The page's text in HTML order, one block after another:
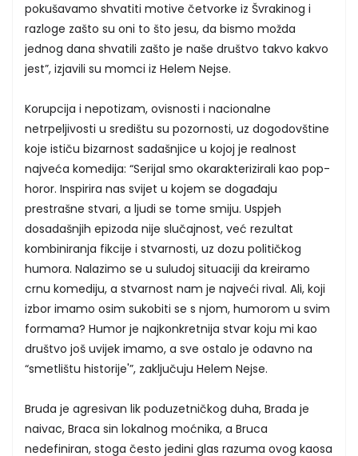
pokušavamo shvatiti motive četvorke iz Švrakinog i
razloge zašto su oni to što jesu, da bismo možda
jednog dana shvatili zašto je naše društvo takvo kakvo
jest”, izjavili su momci iz Helem Nejse.
Korupcija i nepotizam, ovisnosti i nacionalne
netrpeljivosti u središtu su pozornosti, uz dogodovštine
koje ističu bizarnost sadašnjice u kojoj je realnost
najveća komedija: “Serijal smo okarakterizirali kao pop-
horor. Inspirira nas svijet u kojem se događaju
prestrašne stvari, a ljudi se tome smiju. Uspjeh
dosadašnjih epizoda nije slučajnost, već rezultat
kombiniranja fikcije i stvarnosti, uz dozu političkog
humora. Nalazimo se u suludoj situaciji da kreiramo
crnu komediju, a stvarnost nam je najveći rival. Ali, koji
izbor imamo osim sukobiti se s njom, humorom u svim
formama? Humor je najkonkretnija stvar koju mi kao
društvo još uvijek imamo, a sve ostalo je odavno na
“smetlištu historije'”, zaključuju Helem Nejse.
Bruda je agresivan lik poduzetničkog duha, Brada je
naivac, Braca sin lokalnog moćnika, a Bruca
nedefiniran, stoga često jedini glas razuma ovog kaosa